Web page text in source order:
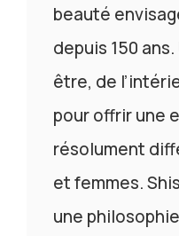
beauté
depuis 150
être, de
pour offrir une
résolument
et femmes.
une